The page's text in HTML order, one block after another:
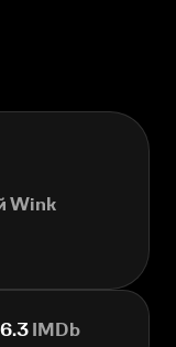
Wink
6.3IMDb